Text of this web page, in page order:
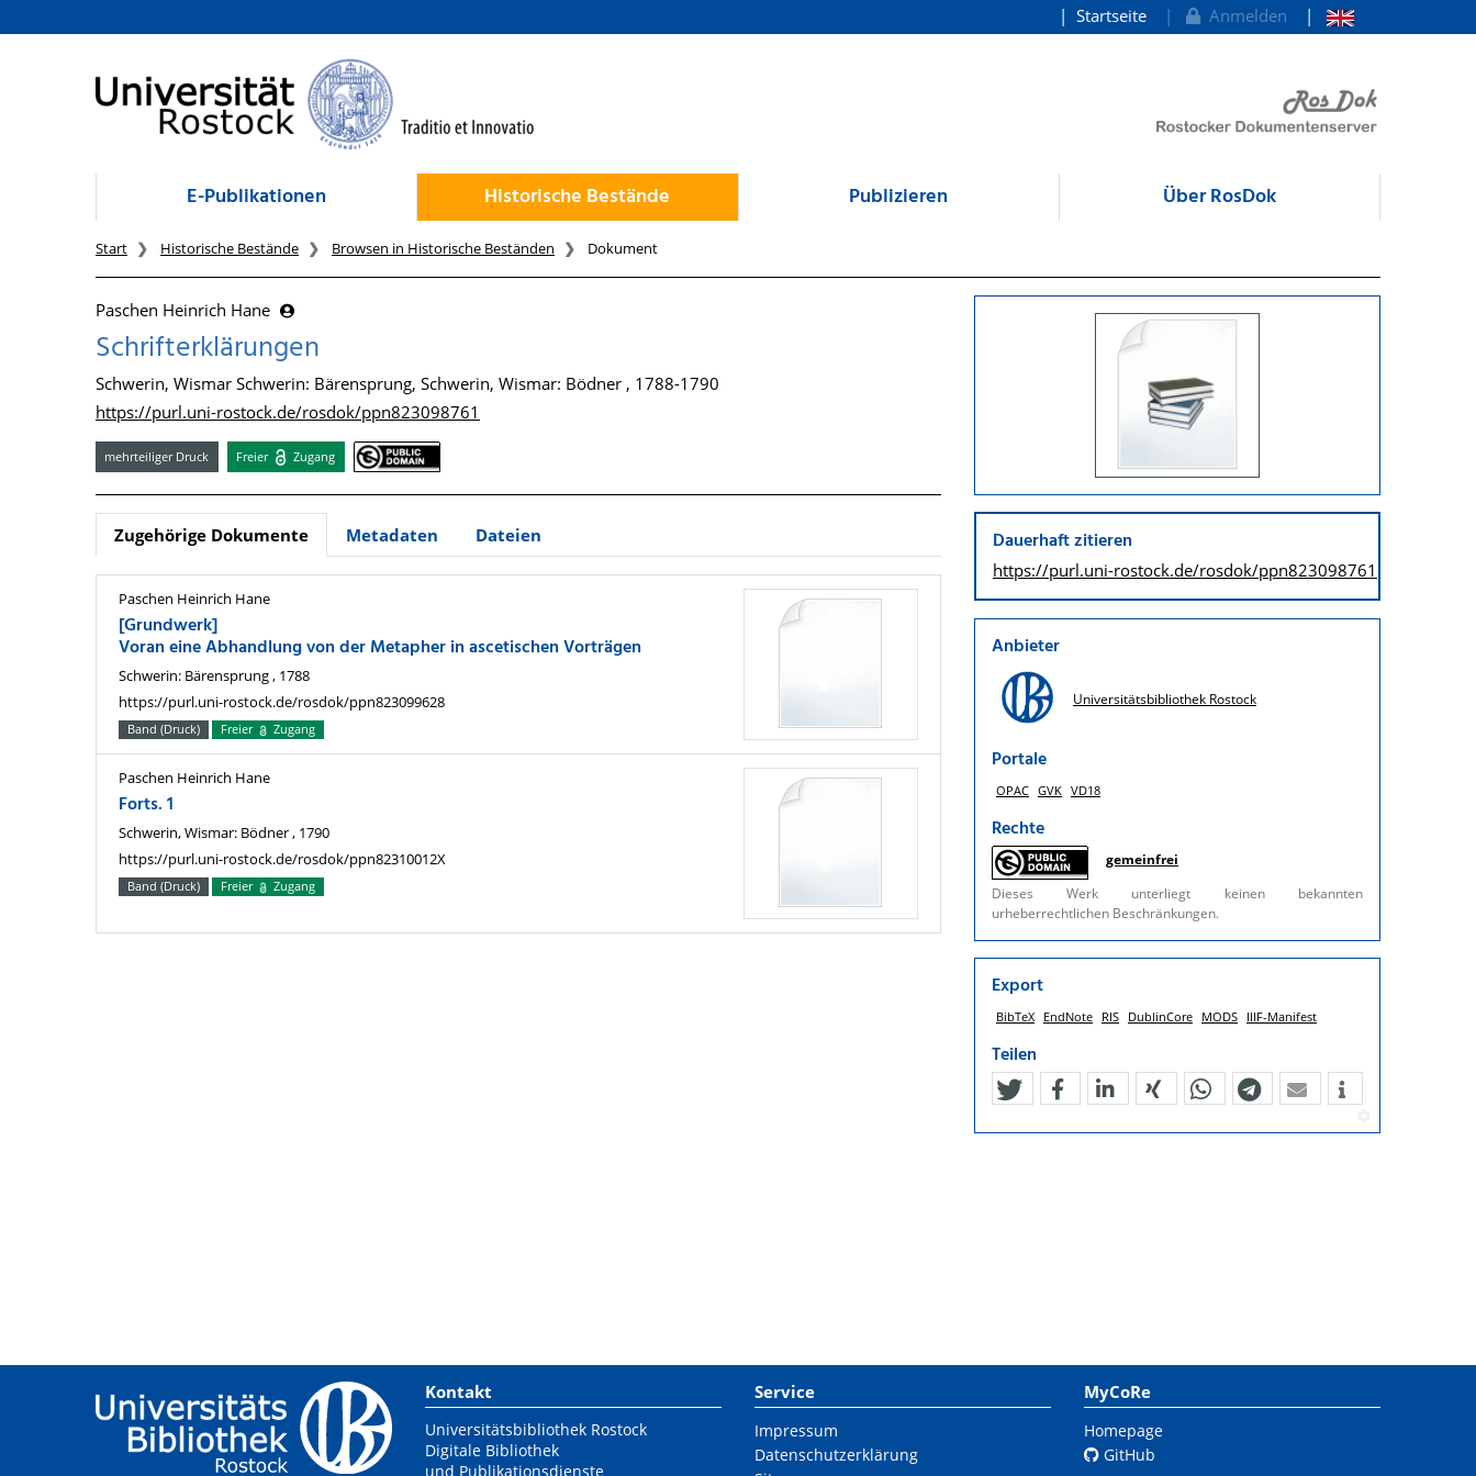
zum Inhalt
Startseite Anmelden
E-Publikationen Historische Bestände Publizieren Über RosDok
Start Historische Bestände Browsen in Historische Beständen Dokument
Paschen Heinrich Hane
Schrifterklärungen
Schwerin, Wismar Schwerin: Bärensprung, Schwerin, Wismar: Bödner , 1788-1790
https://purl.uni-rostock.de/rosdok/ppn823098761
mehrteiliger Druck Freier Zugang
Zugehörige Dokumente Metadaten Dateien
Paschen Heinrich Hane
[Grundwerk]
Voran eine Abhandlung von der Metapher in ascetischen Vorträgen
Schwerin: Bärensprung , 1788
https://purl.uni-rostock.de/rosdok/ppn823099628
Band (Druck) Freier Zugang
Paschen Heinrich Hane
Forts. 1
Schwerin, Wismar: Bödner , 1790
https://purl.uni-rostock.de/rosdok/ppn82310012X
Band (Druck) Freier Zugang
Dauerhaft zitieren
https://purl.uni-rostock.de/rosdok/ppn823098761
Anbieter
Universitätsbibliothek Rostock
Portale
OPAC GVK VD18
Rechte
gemeinfrei
Dieses Werk unterliegt keinen bekannten
urheberrechtlichen Beschränkungen.
Export
BibTeX EndNote RIS DublinCore MODS IIIF-Manifest
Teilen
Kontakt
Universitätsbibliothek Rostock
Digitale Bibliothek
und Publikationsdienste
Service
Impressum
Datenschutzerklärung
MyCoRe
Homepage
GitHub